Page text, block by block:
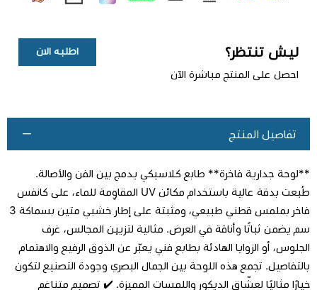
ليش تنتظر؟
احصل على المنتج مباشرة الآن
اطلبه الان
اطلب المنتج
تفاصيل المنتج
**لوحة جدارية فاخرة** طابع كلاسيكي يدمج بين الفن والأصالة.
طُبعت بدقة عالية باستخدام مكائن UV المقاوِمة للماء، على كانفس
فاخر بملمس قطني طبيعي، ومثبتة على إطار خشبي متين بسماكة 3
سم يضمن ثباتًا وأناقة في العرض. مثالية لتزيين المجالس، غرف
الجلوس، أو الزوايا الهادئة بطابع فني يعبّر عن الذوق الرفيع والاهتمام
بالتفاصيل. تجمع هذه اللوحة بين الجمال البصري وجودة التصنيع لتكون
خيارًا مثاليًا لعشّاق الديكور واللمسات المميزة. ✔️ تصميم متناغم